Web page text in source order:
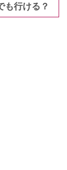
も行ける？